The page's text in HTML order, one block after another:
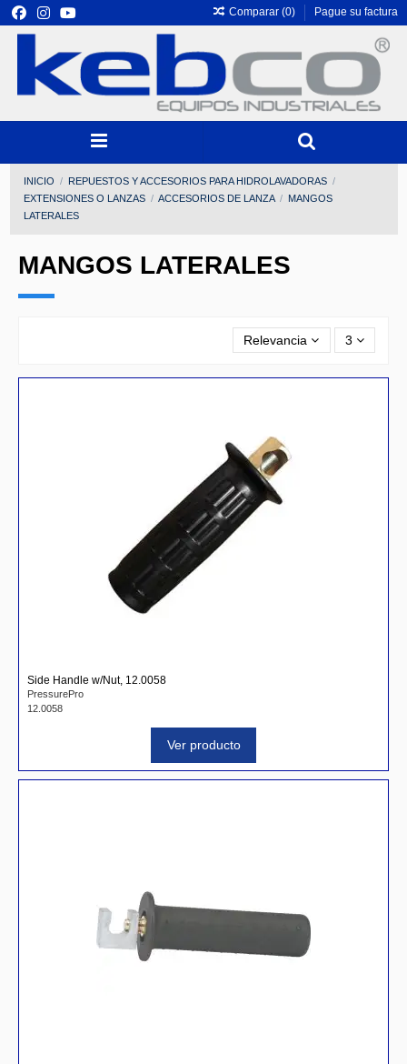
Comparar (0) Pague su factura
INICIO
REPUESTOS Y ACCESORIOS PARA HIDROLAVADORAS
EXTENSIONES O LANZAS
ACCESORIOS DE LANZA
MANGOS
LATERALES
MANGOS LATERALES
Relevancia 3
Side Handle w/Nut, 12.0058
PressurePro
12.0058
Ver producto